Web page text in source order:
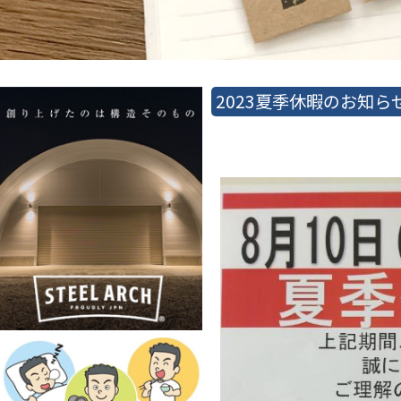
2023夏季休暇のお知ら